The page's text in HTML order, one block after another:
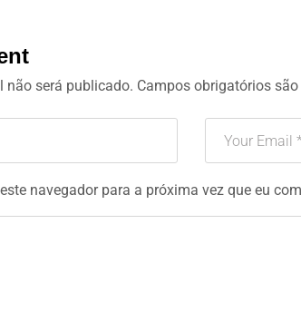
não será publicado. Campos obrigatórios
navegador para a próxima vez que eu